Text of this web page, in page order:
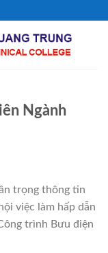
Ngành
trọng thông tin
việc làm hấp dẫn
trình Bưu điện